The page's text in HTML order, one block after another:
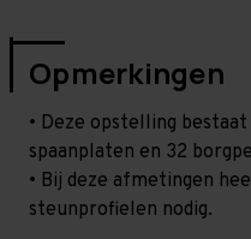
Opmerkingen
• Deze opstelling
spaanplaten en 32
• Bij deze afmetingen
steunprofielen nodig.